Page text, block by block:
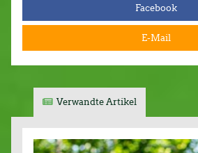
Facebook
E-Mail
Verwandte Artikel